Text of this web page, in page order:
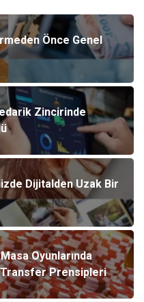
Önce Genel
Zincirinde
Dijitalden Uzak Bir
Oyunlarında
Prensipleri